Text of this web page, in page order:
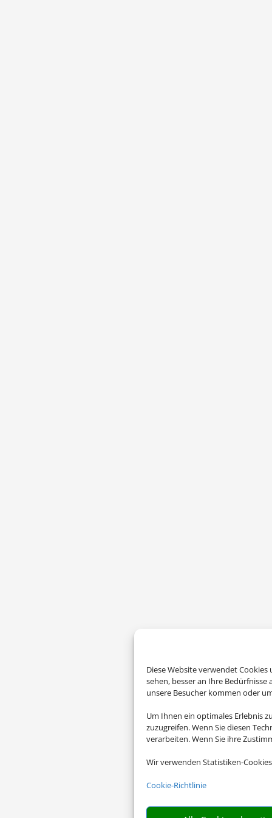
Diese Website verwendet
sehen, besser an Ihre
unsere Besucher kommen oder
Um Ihnen ein optimales Erlebnis
zuzugreifen. Wenn Sie diesen
verarbeiten. Wenn Sie ihre
Wir verwenden Statistiken-
Cookie-Richtlinie